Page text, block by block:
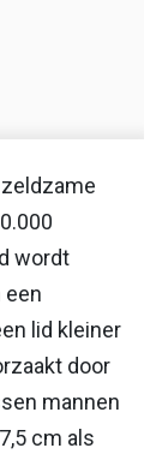
wordt
een
lid kleiner
door
mannen
cm als